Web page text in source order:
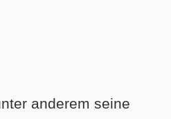
anderem seine